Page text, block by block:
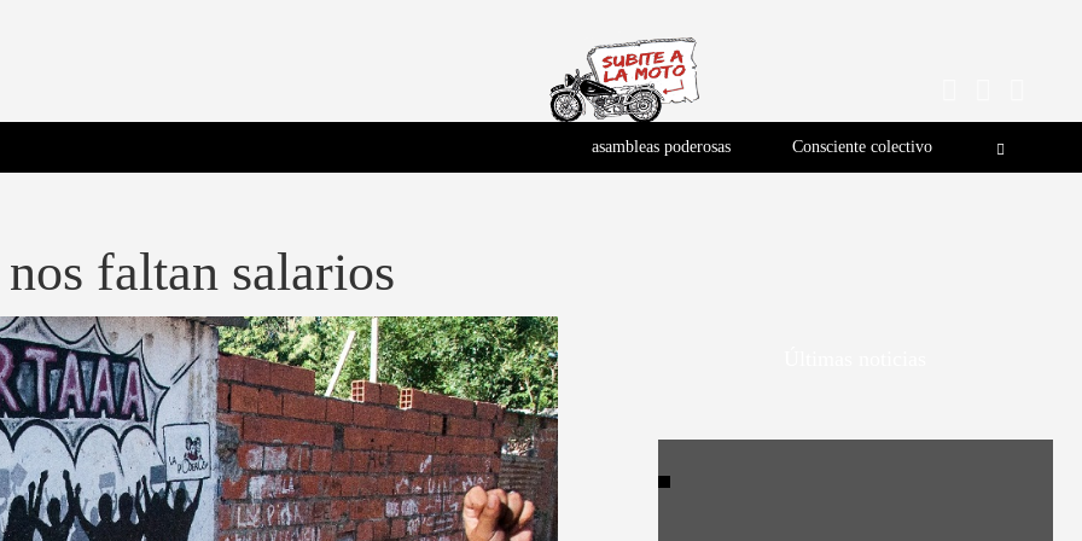
asambleas poderosas Consciente colectivo
faltan salarios